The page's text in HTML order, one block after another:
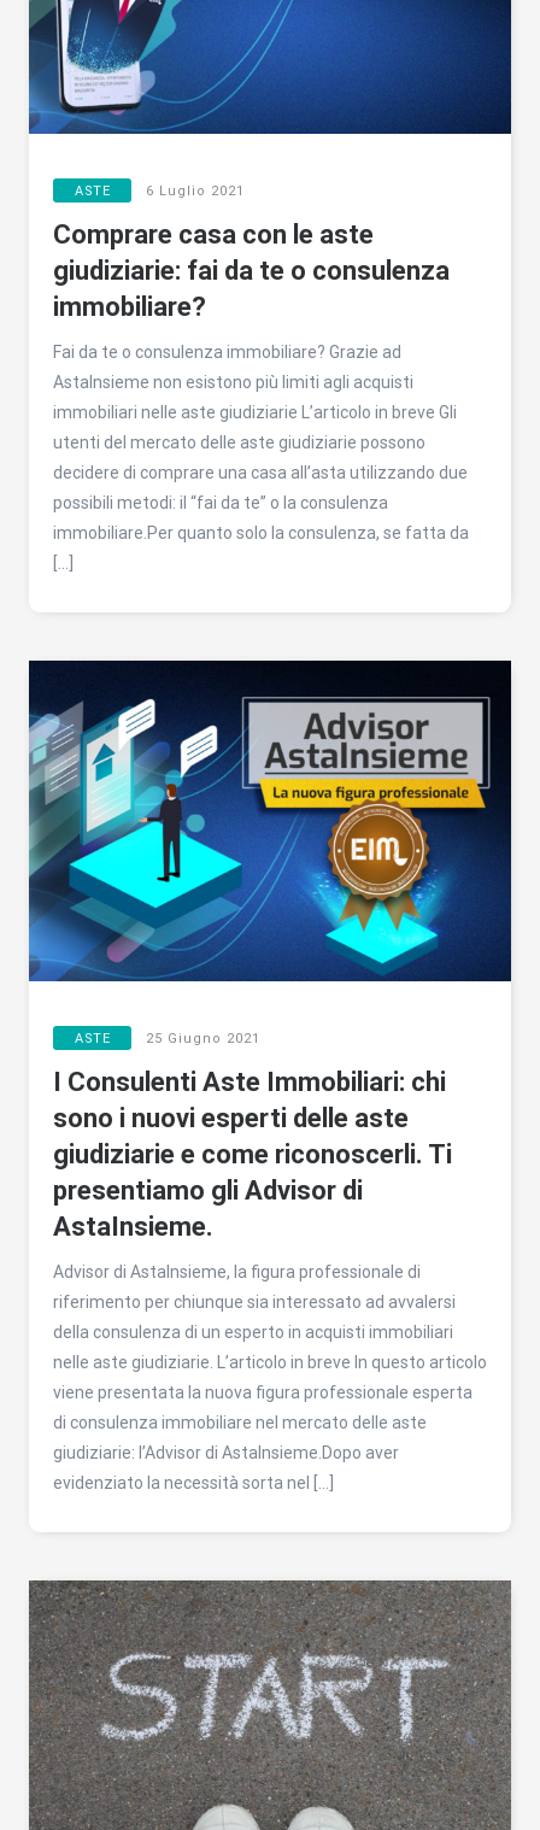
ASTE 6 Luglio 2021
Comprare casa con le aste
giudiziarie: fai da te o consulenza
immobiliare?
Fai da te o consulenza immobiliare? Grazie ad
AstaInsieme non esistono più limiti agli acquisti
immobiliari nelle aste giudiziarie L’articolo in breve Gli
utenti del mercato delle aste giudiziarie possono
decidere di comprare una casa all’asta utilizzando due
possibili metodi: il “fai da te” o la consulenza
immobiliare.Per quanto solo la consulenza, se fatta da
ASTE 25 Giugno 2021
I Consulenti Aste Immobiliari: chi
sono i nuovi esperti delle aste
giudiziarie e come riconoscerli. Ti
presentiamo gli Advisor di
AstaInsieme.
Advisor di AstaInsieme, la figura professionale di
riferimento per chiunque sia interessato ad avvalersi
della consulenza di un esperto in acquisti immobiliari
nelle aste giudiziarie. L’articolo in breve In questo articolo
viene presentata la nuova figura professionale esperta
di consulenza immobiliare nel mercato delle aste
giudiziarie: l’Advisor di AstaInsieme.Dopo aver
evidenziato la necessità sorta nel […]